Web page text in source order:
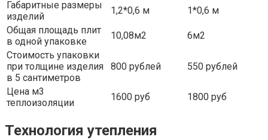
Габаритные размеры
изделий
1,2*0,6 м
1*0,6 м
Общая площадь плит
в одной упаковке
10,08м2
6м2
Стоимость упаковки
при толщине изделия
в 5 сантиметров
800 рублей 550 рублей
Цена м3
теплоизоляции
1600 руб 1800 руб
Технология утепления